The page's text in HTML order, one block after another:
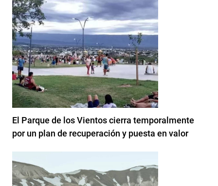
El Parque de los Vientos cierra temporalmente
por un plan de recuperación y puesta en valor